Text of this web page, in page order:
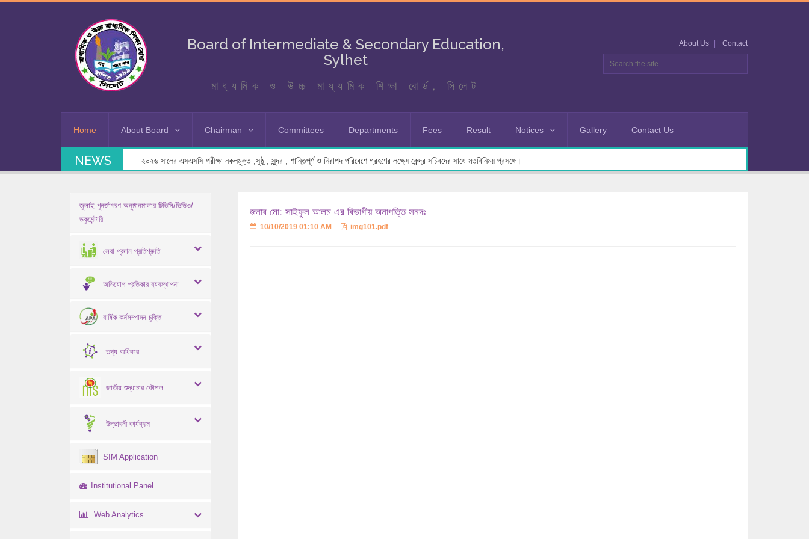
Board of Intermediate & Secondary Education,
Sylhet
মাধ্যমিক ও উচ্চ মাধ্যমিক শিক্ষা বোর্ড, সিলেট
About Us Contact
Home About Board Chairman Committees Departments Fees Result Notices Gallery Contact Us
NEWS ২০২৬ সালের এসএসসি পরীক্ষা নকলমুক্ত ,সুষ্ঠু , সুন্দর , শান্তিপূর্ণ ও নিরাপদ পরিবেশে গ্রহণের লক্ষ্যে কেন্দ্র সচিবদের সাথে মতবিনিময় প্রসঙ্গে।
জুলাই পুনর্জাগরণ অনুষ্ঠানমালার টিভিসি/ভিডিও/
ডকুমেন্টারি
সেবা প্রদান প্রতিশ্রুতি
অভিযোগ প্রতিকার ব্যবস্থাপনা
বার্ষিক কর্মসম্পাদন চুক্তি
তথ্য অধিকার
জাতীয় শুদ্ধাচার কৌশল
উদ্ভাবনী কার্যক্রম
SIM Application
Institutional Panel
Web Analytics
জনাব মো: সাইফুল আলম এর বিভাগীয় অনাপত্তি সনদঃ
10/10/2019 01:10 AM img101.pdf